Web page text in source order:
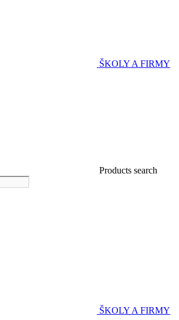
ŠKOLY A FIRMY
Products search
ŠKOLY A FIRMY